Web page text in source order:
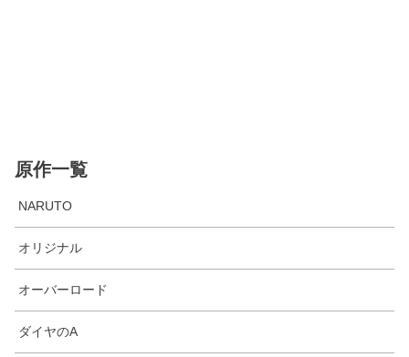
原作一覧
NARUTO
オリジナル
オーバーロード
ダイヤのA